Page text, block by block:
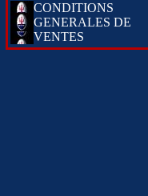
CONDITIONS
GENERALES DE
VENTES